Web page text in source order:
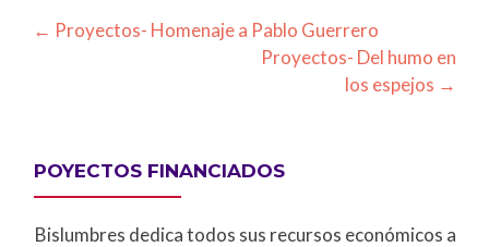
Post
← Proyectos- Homenaje a Pablo Guerrero
Proyectos- Del humo en
los espejos →
POYECTOS FINANCIADOS
Bislumbres dedica todos sus recursos económicos a